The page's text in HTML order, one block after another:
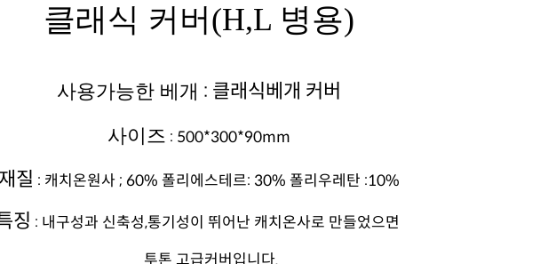
클래식 커버(H,L 병용)
사용가능한 베개 : 클래식베개 커버
사이즈 : 500*300*90mm
질 : 캐치온원사 ; 60% 폴리에스테르: 30% 폴리우레탄 :10%
징 : 내구성과 신축성,통기성이 뛰어난 캐치온사로 만들었으면
투톤 고급커버입니다.